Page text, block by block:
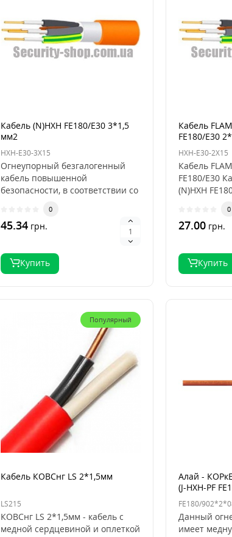
Кабель (N)HXH FE180/E30 3*1,5
мм2
HXH-E30-3X15
Огнеупорный безгалогенный
кабель повышенной
безопасности, в соответствии со
0
45.34грн.
Купить
Кабель
FE180/E30
HXH-E30-2X15
Кабель
FE180/E30
(N)HXH
0
27.00 грн.
Купить
Популярный
Кабель КОВСнг LS 2*1,5мм
LS215
КОВСнг LS 2*1,5мм - кабель с
медной сердцевиной и оплеткой
Алай -
(J-HXH-PF
FE180/
Данный
имеет